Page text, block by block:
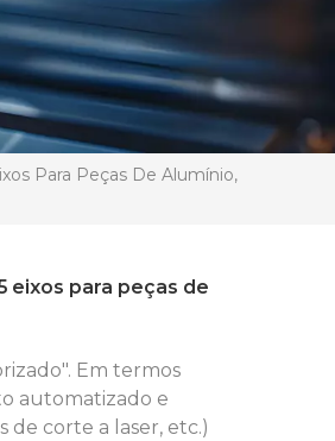
Para Peças De Alumínio,
eixos para peças de
Em termos
automatizado e
de corte a laser, etc.)